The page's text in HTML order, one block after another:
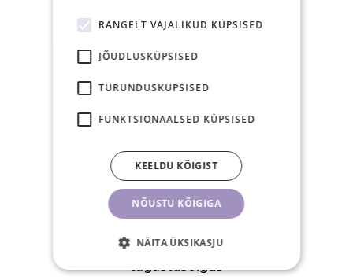
tellimus posti samal
30-päevane
tagastusõigus
RANGELT VAJALIKUD KÜPSISED
JÕUDLUSKÜPSISED
TURUNDUSKÜPSISED
FUNKTSIONAALSED KÜPSISED
NÕUSTU KÕIGIGA
KEELDU KÕIGIST
NÄITA ÜKSIKASJU